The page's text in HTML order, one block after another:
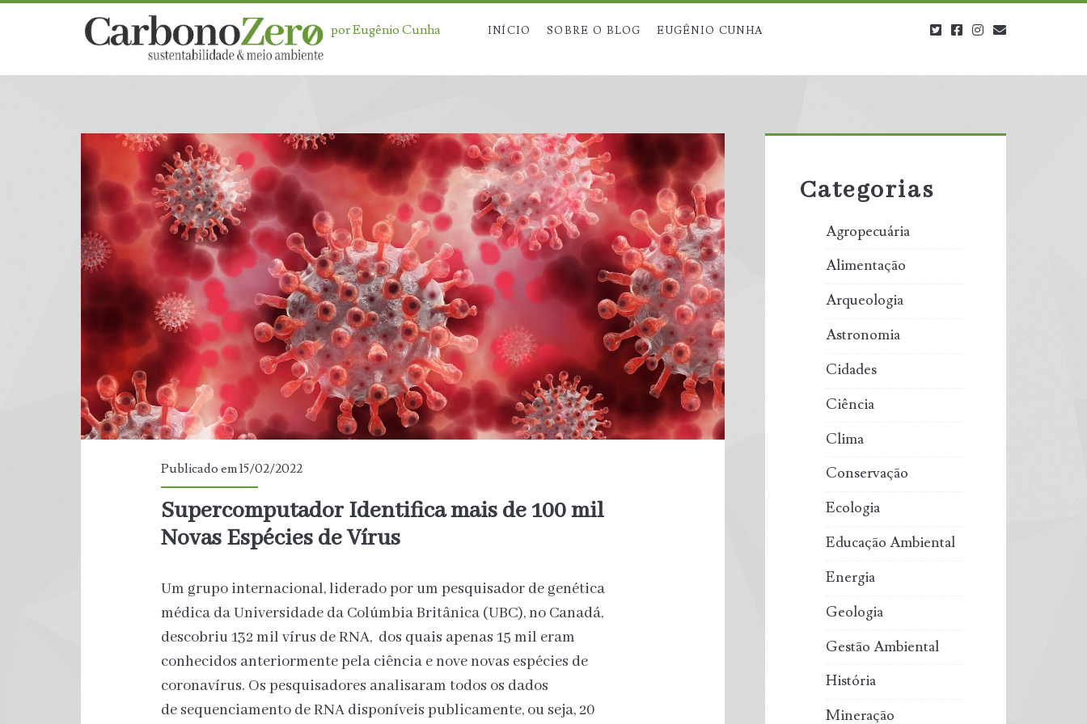
por Eugênio Cunha INÍCIO SOBRE O BLOG EUGÊNIO CUNHA twitterfacebookinstagram
<span>Tecnologia</span>
Publicado em 15/02/2022
Supercomputador Identifica mais de 100 mil
Novas Espécies de Vírus
Um grupo internacional, liderado por um pesquisador de genética
médica da Universidade da Colúmbia Britânica (UBC), no Canadá,
descobriu 132 mil vírus de RNA, dos quais apenas 15 mil eram
conhecidos anteriormente pela ciência e nove novas espécies de
coronavírus. Os pesquisadores analisaram todos os dados
de sequenciamento de RNA disponíveis publicamente, ou seja, 20
Sidebar
Categorias
Agropecuária
Alimentação
Arqueologia
Astronomia
Cidades
Ciência
Clima
Conservação
Ecologia
Educação Ambiental
Energia
Geologia
Gestão Ambiental
História
Mineração